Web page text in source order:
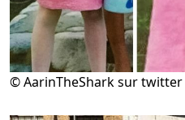
© AarinTheShark sur twitter